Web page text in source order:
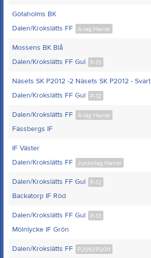
Götaholms BK
A-lag Herrar
Dalen/Krokslätts FF
Mossens BK Blå
P-13
Dalen/Krokslätts FF Gul
Näsets SK P2012 -2 Näsets SK P2012 - Svart
P-12
Dalen/Krokslätts FF Gul
A-lag Herrar
Dalen/Krokslätts FF
Fässbergs IF
IF Väster
Juniorlag Herrar
Dalen/Krokslätts FF
P-12
Dalen/Krokslätts FF Gul
Backatorp IF Röd
P-13
Dalen/Krokslätts FF Gul
Mölnlycke IF Grön
P2010/P2011
Dalen/Krokslätts FF